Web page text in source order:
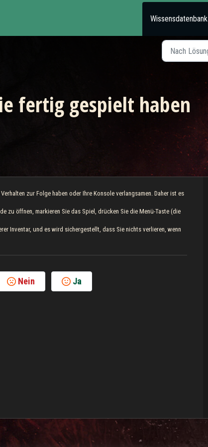
Wissensdatenbank
fertig gespielt haben
zur Folge haben oder Ihre Konsole verlangsamen. Daher ist es
zu öffnen, markieren Sie das Spiel, drücken Sie die Menü-Taste (die
Inventar, und es wird sichergestellt, dass Sie nichts verlieren, wenn
Nein Ja